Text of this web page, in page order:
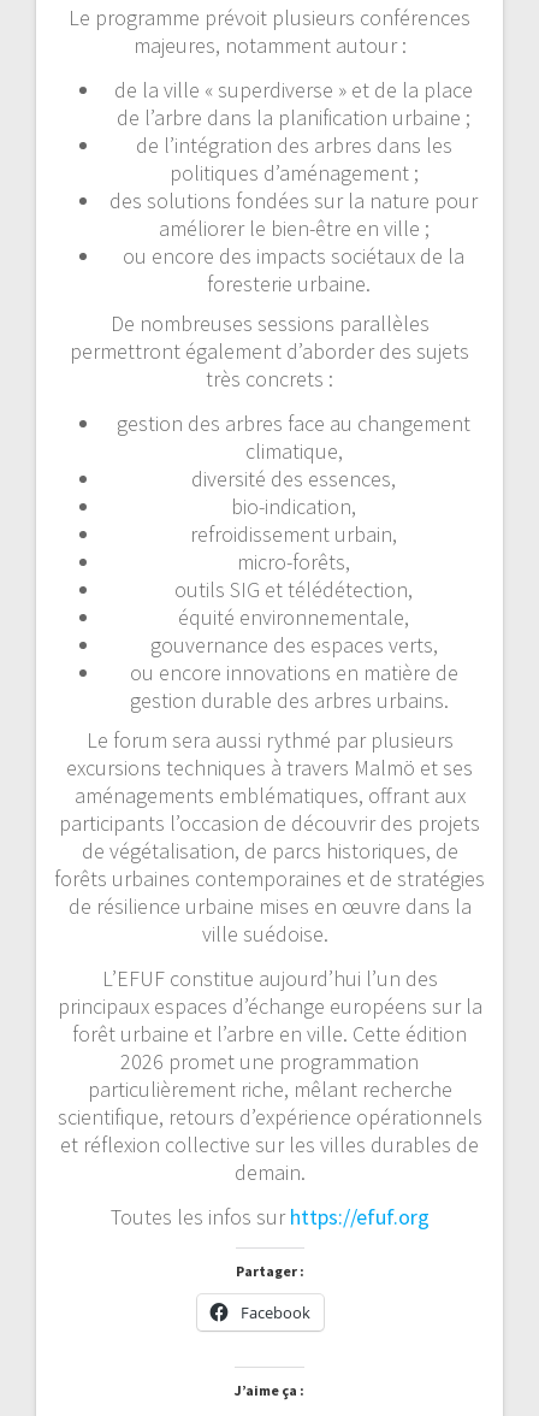
Le programme prévoit plusieurs conférences
majeures, notamment autour :
de la ville « superdiverse » et de la place
de l’arbre dans la planification urbaine ;
de l’intégration des arbres dans les
politiques d’aménagement ;
des solutions fondées sur la nature pour
améliorer le bien-être en ville ;
ou encore des impacts sociétaux de la
foresterie urbaine.
De nombreuses sessions parallèles
permettront également d’aborder des sujets
très concrets :
gestion des arbres face au changement
climatique,
diversité des essences,
bio-indication,
refroidissement urbain,
micro-forêts,
outils SIG et télédétection,
équité environnementale,
gouvernance des espaces verts,
ou encore innovations en matière de
gestion durable des arbres urbains.
Le forum sera aussi rythmé par plusieurs
excursions techniques à travers Malmö et ses
aménagements emblématiques, offrant aux
participants l’occasion de découvrir des projets
de végétalisation, de parcs historiques, de
forêts urbaines contemporaines et de stratégies
de résilience urbaine mises en œuvre dans la
ville suédoise.
L’EFUF constitue aujourd’hui l’un des
principaux espaces d’échange européens sur la
forêt urbaine et l’arbre en ville. Cette édition
2026 promet une programmation
particulièrement riche, mêlant recherche
scientifique, retours d’expérience opérationnels
et réflexion collective sur les villes durables de
demain.
Toutes les infos surhttps://efuf.org
Partager :
Facebook
J’aime ça :